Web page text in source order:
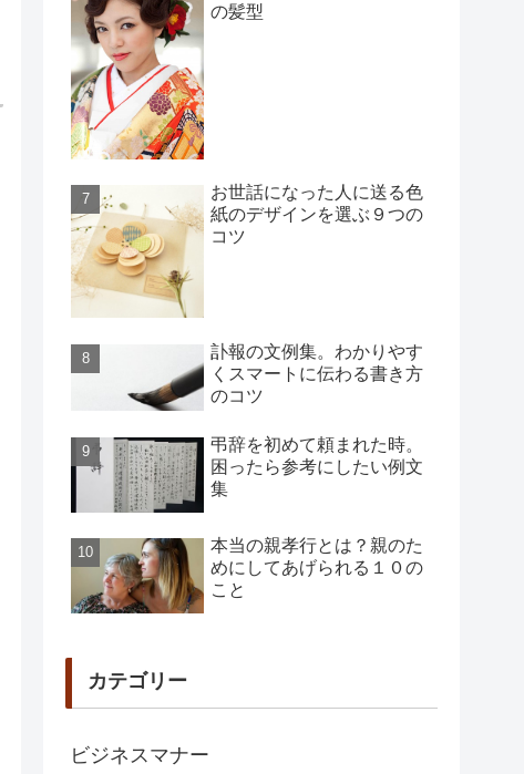
の髪型
お世話になった人に送る色
紙のデザインを選ぶ９つの
コツ
訃報の文例集。わかりやす
くスマートに伝わる書き方
のコツ
弔辞を初めて頼まれた時。
困ったら参考にしたい例文
集
本当の親孝行とは？親のた
めにしてあげられる１０の
こと
カテゴリー
ビジネスマナー